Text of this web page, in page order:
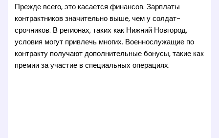
Прежде всего, это касается финансов. Зарплаты
контрактников значительно выше, чем у солдат-
срочников. В регионах, таких как Нижний Новгород,
условия могут привлечь многих. Военнослужащие по
контракту получают дополнительные бонусы, такие как
премии за участие в специальных операциях.